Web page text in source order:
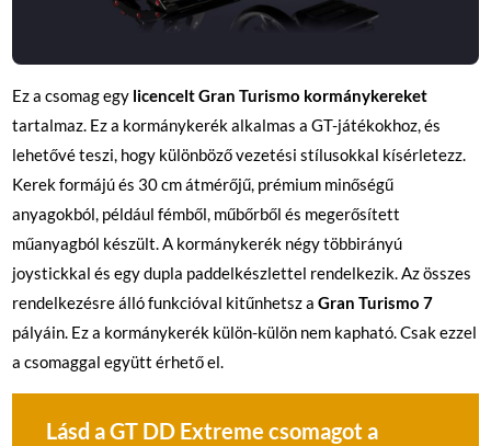
Ez a csomag egy licencelt Gran Turismo kormánykereket
tartalmaz. Ez a kormánykerék alkalmas a GT-játékokhoz, és
lehetővé teszi, hogy különböző vezetési stílusokkal kísérletezz.
Kerek formájú és 30 cm átmérőjű, prémium minőségű
anyagokból, például fémből, műbőrből és megerősített
műanyagból készült. A kormánykerék négy többirányú
joystickkal és egy dupla paddelkészlettel rendelkezik. Az összes
rendelkezésre álló funkcióval kitűnhetsz aGran Turismo 7
pályáin. Ez a kormánykerék külön-külön nem kapható. Csak ezzel
a csomaggal együtt érhető el.
Lásd a GT DD Extreme csomagot a